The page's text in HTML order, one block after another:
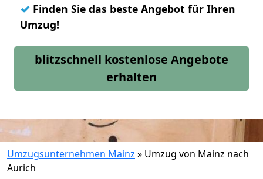
✓ Finden Sie das beste Angebot für Ihren
Umzug!
blitzschnell kostenlose Angebote
erhalten
Umzugsunternehmen Mainz » Umzug von Mainz nach
Aurich